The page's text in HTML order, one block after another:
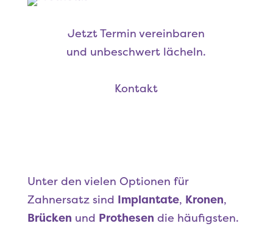
Jetzt Termin vereinbaren
und unbeschwert lächeln.
Kontakt
Unter den vielen Optionen für
Zahnersatz sind Implantate, Kronen,
Brücken und Prothesen die häufigsten.